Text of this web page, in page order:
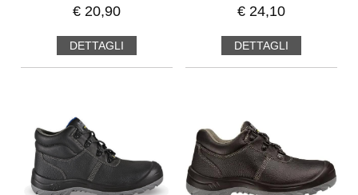
€ 20,90
DETTAGLI
€ 24,10
DETTAGLI